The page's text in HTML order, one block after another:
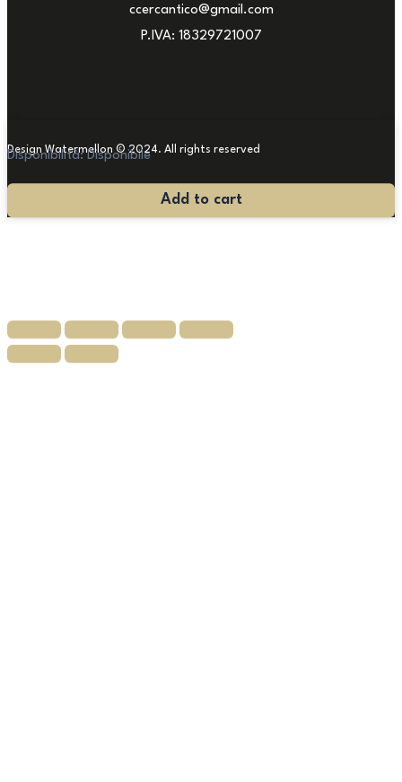
ccercantico@gmail.com
P.IVA: 18329721007
Design Watermellon © 2024. All rights reserved
Disponibilità: Disponibile
Antico
Add to cart